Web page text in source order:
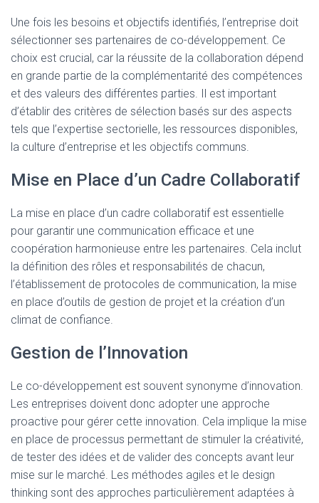
Une fois les besoins et objectifs identifiés, l’entreprise doit
sélectionner ses partenaires de co-développement. Ce
choix est crucial, car la réussite de la collaboration dépend
en grande partie de la complémentarité des compétences
et des valeurs des différentes parties. Il est important
d’établir des critères de sélection basés sur des aspects
tels que l’expertise sectorielle, les ressources disponibles,
la culture d’entreprise et les objectifs communs.
Mise en Place d’un Cadre Collaboratif
La mise en place d’un cadre collaboratif est essentielle
pour garantir une communication efficace et une
coopération harmonieuse entre les partenaires. Cela inclut
la définition des rôles et responsabilités de chacun,
l’établissement de protocoles de communication, la mise
en place d’outils de gestion de projet et la création d’un
climat de confiance.
Gestion de l’Innovation
Le co-développement est souvent synonyme d’innovation.
Les entreprises doivent donc adopter une approche
proactive pour gérer cette innovation. Cela implique la mise
en place de processus permettant de stimuler la créativité,
de tester des idées et de valider des concepts avant leur
mise sur le marché. Les méthodes agiles et le design
thinking sont des approches particulièrement adaptées à